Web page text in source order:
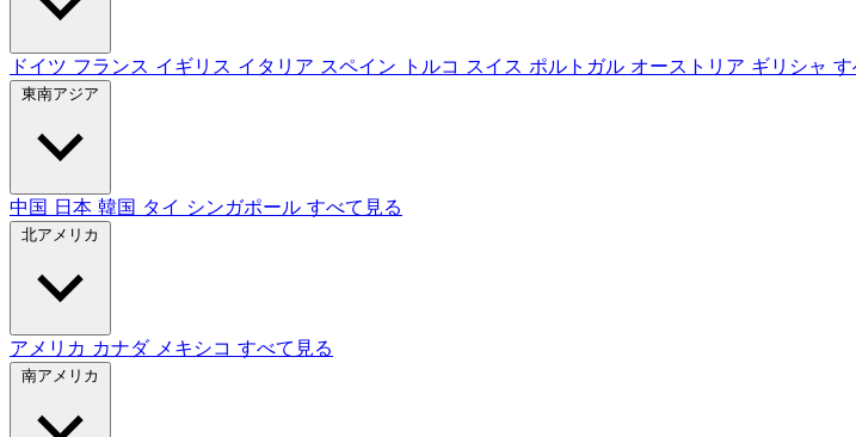
ドイツ フランス イギリス イタリア スペイン トルコ スイス ポルトガル オーストリア ギリシャ す
東南アジア
中国 日本 韓国 タイ シンガポール すべて見る
北アメリカ
アメリカ カナダ メキシコ すべて見る
南アメリカ